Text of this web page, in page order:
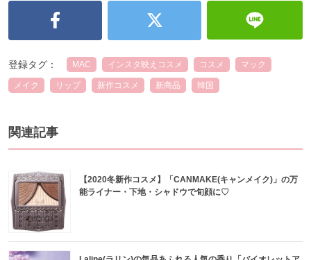
登録タグ： MAC インスタ映えコスメ コスメ マック
メイク リップ 新作コスメ 新商品 韓国
関連記事
【2020冬新作コスメ】「CANMAKE(キャンメイク)」の万
能ライナー・下地・シャドウで旬顔に♡